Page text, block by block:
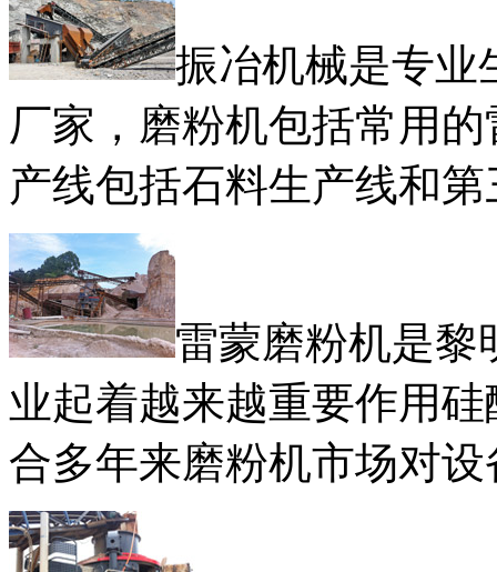
振冶机械是专业
厂家，磨粉机包括常用
产线包括石料生产线和
雷蒙磨粉机是黎
业起着越来越重要作用
合多年来磨粉机市场对